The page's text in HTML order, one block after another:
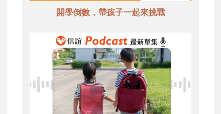
開學倒數，帶孩子一起來挑戰